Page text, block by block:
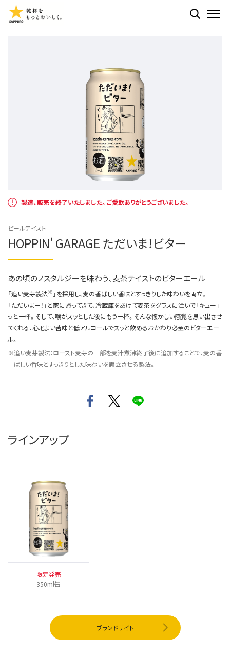
検索する
製造、販売を終了いたしました。ご愛飲ありがとうございました。
ビールテイスト
HOPPIN' GARAGE ただいま！ビター
あの頃のノスタルジーを味わう、麦茶テイストのビターエール
「追い麦芽製法※ 」を採用し、麦の香ばしい香味とすっきりした味わいを両立。
「ただいまー！」と家に帰ってきて、冷蔵庫をあけて麦茶をグラスに注いで「キュー」
っと一杯。そして、喉がスッとした後にもう一杯。そんな懐かしい感覚を思い出させ
てくれる、心地よい苦味と低アルコールでスッと飲めるおかわり必至のビターエー
ル。
追い麦芽製法：ロースト麦芽の一部を麦汁煮沸終了後に追加することで、麦の香
ばしい香味とすっきりとした味わいを両立させる製法。
ラインアップ
限定発売
350ml缶
ブランドサイト